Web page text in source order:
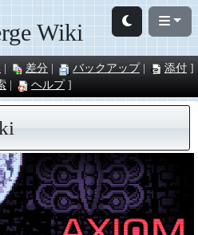
Wiki
差分 バックアップ
添付
ヘルプ